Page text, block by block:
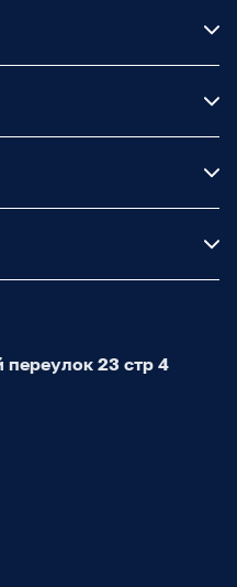
переулок 23 стр 4